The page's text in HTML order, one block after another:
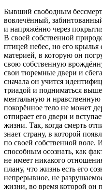
Бывший свободным
вовлечённый,
и напряжённо через
В своей собственной
птицей небес, но его крылья
материей, в которую он
свою собственную
свои тюремные двери и
сначала он учится
триадой и подниматься
ментальную и нравственную
покорённое тело не может
отпирает его двери и
жизни. Так, когда смерть
знает страну, в которой
по своей собственной воле.
способным осознать, как
не имеет никакого
плану, что жизнь есть его
непрерывное, не
жизни, во время которой он